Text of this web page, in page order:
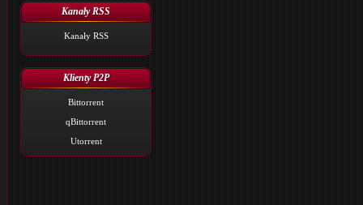
Kanały RSS
Kanały RSS
Klienty P2P
Bittorrent
qBittorrent
Utorrent